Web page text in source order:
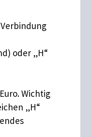
oder „H“
Wichtig
„H“